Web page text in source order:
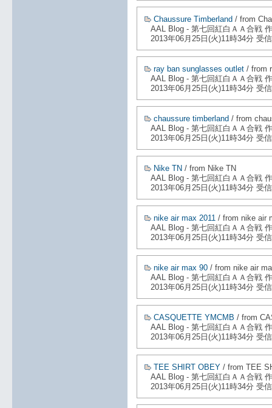
Chaussure Timberland / from
AAL Blog - 第七回紅白ＡＡ合戦
2013年06月25日(火)11時34分 受信
ray ban sunglasses outlet / from
AAL Blog - 第七回紅白ＡＡ合戦
2013年06月25日(火)11時34分 受信
chaussure timberland / from
AAL Blog - 第七回紅白ＡＡ合戦
2013年06月25日(火)11時34分 受信
Nike TN / from Nike TN
AAL Blog - 第七回紅白ＡＡ合戦
2013年06月25日(火)11時34分 受信
nike air max 2011 / from nike air
AAL Blog - 第七回紅白ＡＡ合戦
2013年06月25日(火)11時34分 受信
nike air max 90 / from nike air
AAL Blog - 第七回紅白ＡＡ合戦
2013年06月25日(火)11時34分 受信
CASQUETTE YMCMB / from
AAL Blog - 第七回紅白ＡＡ合戦
2013年06月25日(火)11時34分 受信
TEE SHIRT OBEY / from TEE
AAL Blog - 第七回紅白ＡＡ合戦
2013年06月25日(火)11時34分 受信